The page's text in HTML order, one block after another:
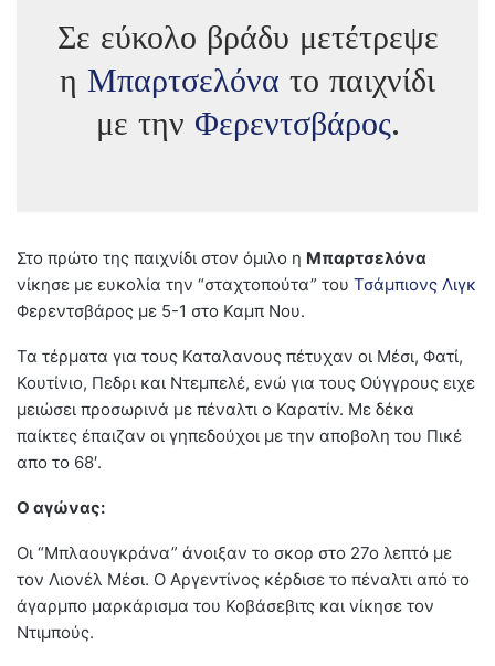
Σε εύκολο βράδυ μετέτρεψε
η Μπαρτσελόνα το παιχνίδι
με την Φερεντσβάρος.
Στο πρώτο της παιχνίδι στον όμιλο η Μπαρτσελόνα
νίκησε με ευκολία την “σταχτοπούτα” του Τσάμπιονς Λιγκ
Φερεντσβάρος με 5-1 στο Καμπ Νου.
Τα τέρματα για τους Καταλανους πέτυχαν οι Μέσι, Φατί,
Κουτίνιο, Πεδρι και Ντεμπελέ, ενώ για τους Ούγγρους ειχε
μειώσει προσωρινά με πέναλτι ο Καρατίν. Με δέκα
παίκτες έπαιζαν οι γηπεδούχοι με την αποβολη του Πικέ
απο το 68′.
Ο αγώνας:
Οι “Μπλαουγκράνα” άνοιξαν το σκορ στο 27ο λεπτό με
τον Λιονέλ Μέσι. Ο Αργεντίνος κέρδισε το πέναλτι από το
άγαρμπο μαρκάρισμα του Κοβάσεβιτς και νίκησε τον
Ντιμπούς.